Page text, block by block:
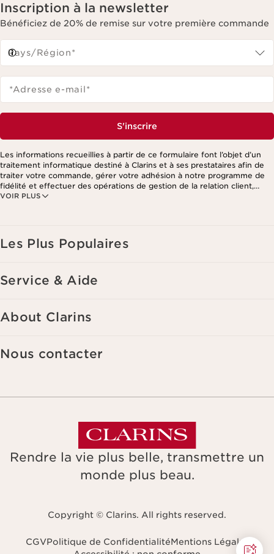
Inscription à la newsletter
Bénéficiez de 20% de remise sur votre première commande
Pays/Région*
*Adresse e-mail*
S'inscrire
VOIR PLUS
Les informations recueillies à partir de ce formulaire font l’objet d’un
traitement informatique destiné à Clarins et à ses prestataires afin de
traiter votre commande, gérer votre adhésion à notre programme de
fidélité et effectuer des opérations de gestion de la relation client,
notamment pour vous adresser des offres personnalisées en fonction
Les Plus Populaires
Service & Aide
About Clarins
Nous contacter
Rendre la vie plus belle, transmettre un
monde plus beau.
Copyright © Clarins. All rights reserved.
CGVPolitique de ConfidentialitéMentions Légales